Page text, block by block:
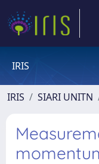
IRIS
IRIS SIARI UNITN